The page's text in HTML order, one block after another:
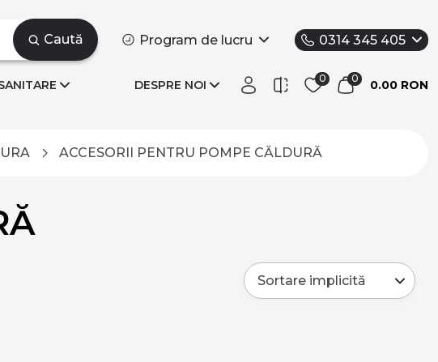
Caută Program de lucru 0314 345 405
DESPRE NOI 0.00 RON
ACCESORII PENTRU POMPE CĂLDURĂ